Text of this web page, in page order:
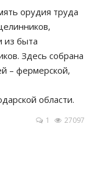
орудия труда
из быта
Здесь собрана
– фермерской,
области.
1 27097